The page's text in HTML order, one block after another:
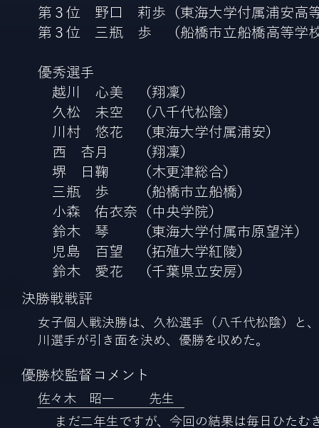
第３位 野口 莉歩（東海大学付属浦安高
第３位 三瓶 歩 （船橋市立船橋高等学
優秀選手
越川 心美 （翔凜）
久松 未空 （八千代松陰）
川村 悠花 （東海大学付属浦安）
西 杏月 （翔凜）
堺 日鞠 （木更津総合）
三瓶 歩 （船橋市立船橋）
小森 佑衣奈（中央学院）
鈴木 琴 （東海大学付属市原望洋）
児島 百望 （拓殖大学紅陵）
鈴木 愛花 （千葉県立安房）
​決勝戦戦評
女子個人戦決勝は、久松選手（八千代松陰）と
川選手が引き面を決め、優勝を収めた。
​優勝校監督コメント
佐々木 昭一
先生
まだ二年生ですが、今回の結果は毎日ひた